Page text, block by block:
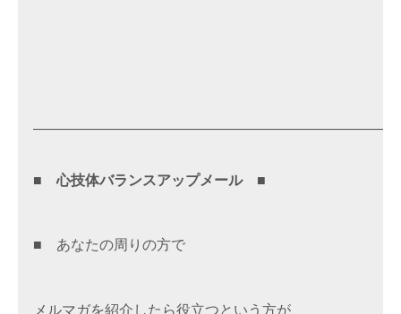
■　心技体バランスアップメール　■
■　あなたの周りの方で
メルマガを紹介したら役立つという方が